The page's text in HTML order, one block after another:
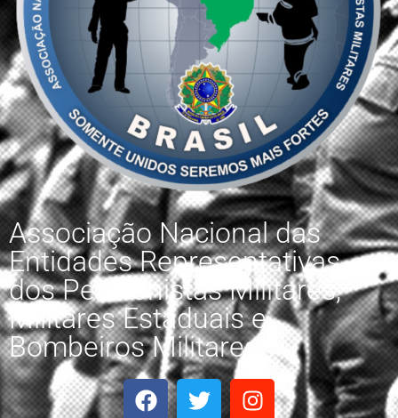
Associação Nacional das
Entidades Representativas
dos Pensionistas Militares,
Militares Estaduais e
Bombeiros Militares.